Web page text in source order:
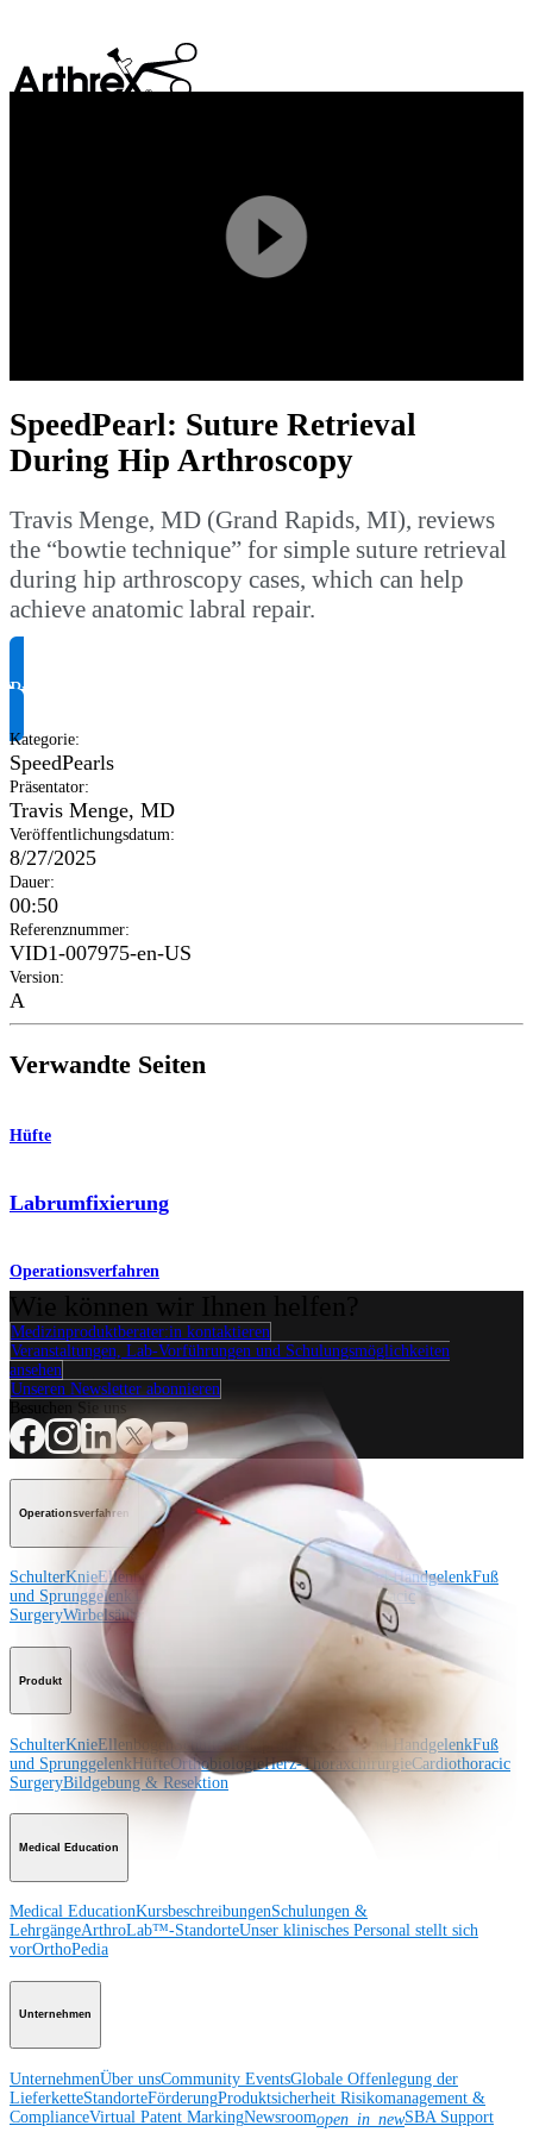
Play
Video
SpeedPearl: Suture Retrieval
During Hip Arthroscopy
Travis Menge, MD (Grand Rapids, MI), reviews
the “bowtie technique” for simple suture retrieval
during hip arthroscopy cases, which can help
achieve anatomic labral repair.
Produktinformationen anfragen
Kategorie:
SpeedPearls
Präsentator:
Travis Menge, MD
Veröffentlichungsdatum:
8/27/2025
Dauer:
00:50
Referenznummer:
VID1-007975-en-US
Version:
A
Verwandte Seiten
Hüfte
Labrumfixierung
Operationsverfahren
Medizinproduktberater:in kontaktieren
Veranstaltungen, Lab-Vorführungen und Schulungsmöglichkeiten
ansehen
Unseren Newsletter abonnieren
Besuchen Sie uns
Operationsverfahren
SchulterKnieEllenbogen Schulterendoprothetik Hand und HandgelenkFuß
und Sprunggelenk
Trauma Orthobiologie Cardiothoracic
SurgeryWirbelsäule
Produkt
SchulterKnieEllenbogen Schulterendoprothetik Hand und HandgelenkFuß
und SprunggelenkHüfteOrthobiologieHerz-ThoraxchirurgieCardiothoracic
SurgeryBildgebung & Resektion
Medical Education
Medical EducationKursbeschreibungenSchulungen &
LehrgängeArthroLab™-StandorteUnser klinisches Personal stellt sich
vorOrthoPedia
Unternehmen
UnternehmenÜber unsCommunity EventsGlobale Offenlegung der
LieferketteStandorteFörderungProduktsicherheit Risikomanagement &
ComplianceVirtual Patent MarkingNewsroomopen_in_newSBA Support